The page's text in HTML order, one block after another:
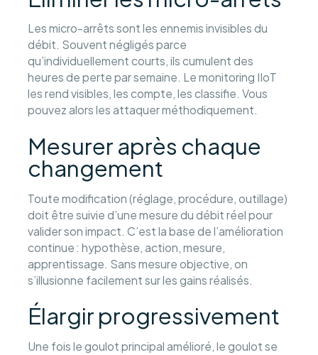
Les micro-arrêts sont les ennemis invisibles du
débit. Souvent négligés parce
qu’individuellement courts, ils cumulent des
heures de perte par semaine. Le monitoring IIoT
les rend visibles, les compte, les classifie. Vous
pouvez alors les attaquer méthodiquement.
Mesurer après chaque
changement
Toute modification (réglage, procédure, outillage)
doit être suivie d’une mesure du débit réel pour
valider son impact. C’est la base de l’amélioration
continue : hypothèse, action, mesure,
apprentissage. Sans mesure objective, on
s’illusionne facilement sur les gains réalisés.
Élargir progressivement
Une fois le goulot principal amélioré, le goulot se